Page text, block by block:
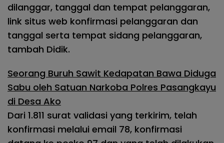
dilanggar, tanggal dan tempat pelanggaran,
link situs web konfirmasi pelanggaran dan
tanggal serta tempat sidang pelanggaran,
tambah Didik.
Seorang Buruh Sawit Kedapatan Bawa Diduga
Sabu oleh Satuan Narkoba Polres Pasangkayu
di Desa Ako
Dari 1.811 surat validasi yang terkirim, telah
konfirmasi melalui email 78, konfirmasi